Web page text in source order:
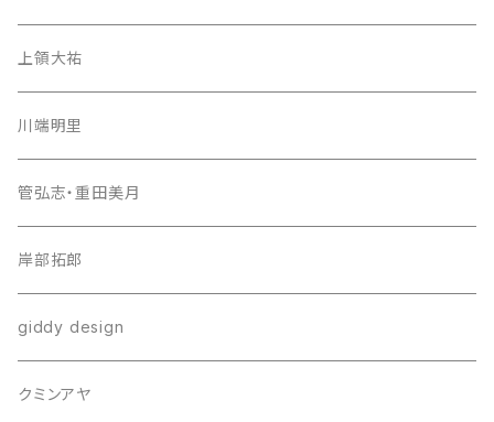
上領大祐
川端明里
管弘志・重田美月
岸部拓郎
giddy design
クミンアヤ